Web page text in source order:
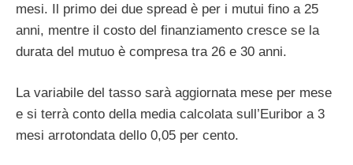
mesi. Il primo dei due spread è per i mutui fino a 25
anni, mentre il costo del finanziamento cresce se la
durata del mutuo è compresa tra 26 e 30 anni.
La variabile del tasso sarà aggiornata mese per mese
e si terrà conto della media calcolata sull’Euribor a 3
mesi arrotondata dello 0,05 per cento.